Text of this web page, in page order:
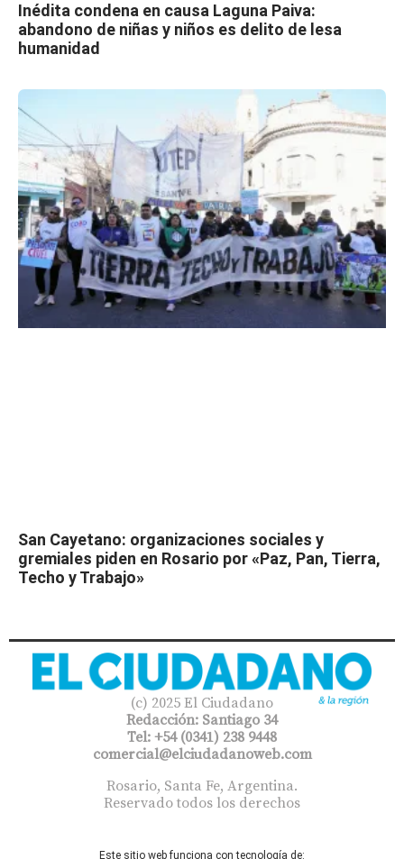
Inédita condena en causa Laguna Paiva:
abandono de niñas y niños es delito de lesa
humanidad
San Cayetano: organizaciones sociales y
gremiales piden en Rosario por «Paz, Pan, Tierra,
Techo y Trabajo»
(c) 2025 El Ciudadano
Redacción: Santiago 34
Tel: +54 (0341) 238 9448
comercial@elciudadanoweb.com​
Rosario, Santa Fe, Argentina.
Reservado todos los derechos
Este sitio web funciona con tecnología de: